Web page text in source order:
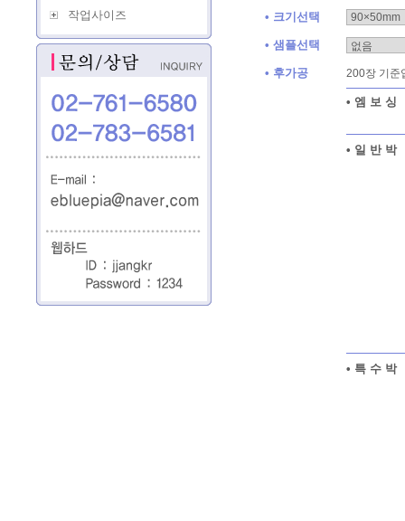
작업사이즈
• 크기선택
• 샘플선택
• 후가공 200장 기준
• 엠 보 싱
• 일 반 박
• 특 수 박